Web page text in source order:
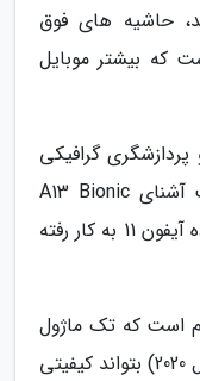
حاشیه های فوق
که بیشتر موبایل
گرافیکی
متفاوت است و اپل از همان چیپست آشنای A13 Bionic
استفاده کرده که سال پیش و در خانواده آیفون 11 به کار رفته
است که تک ماژول
دوربین (علی رغم عجیب بودنش در سال 2020) بتواند کیفیتی